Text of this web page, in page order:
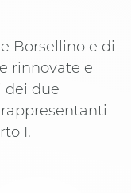
Borsellino e di
rinnovate e
dei due
I.